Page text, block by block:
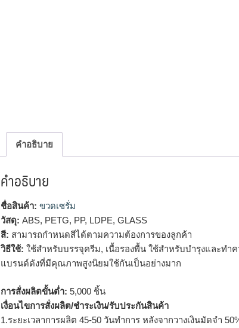
คำอธิบาย
คำอธิบาย
ชื่อสินค้า: ขวดเซรั่ม
วัสดุ: ABS, PETG, PP, LDPE, GLASS
สี: สามารถกำหนดสีได้ตามความต้องการของลูกค้า
วิธีใช้: ใช้สำหรับบรรจุครีม, เนื้อรองพื้น ใช้สำหรับบำรุงและทำ
แบรนด์ดังที่มีคุณภาพสูงนิยมใช้กันเป็นอย่างมาก
การสั่งผลิตขั้นต่ำ: 5,000 ชิ้น
เงื่อนไขการสั่งผลิต/ชำระเงิน/รับประกันสินค้า
1.ระยะเวลาการผลิต 45-50 วันทำการ หลังจากวางเงินมัดจำ